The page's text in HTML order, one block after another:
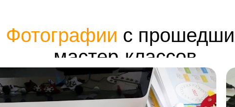
Фотографии с
мастер-классов